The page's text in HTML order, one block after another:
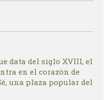
data del siglo XVIII, el
en el corazón de
una plaza popular del